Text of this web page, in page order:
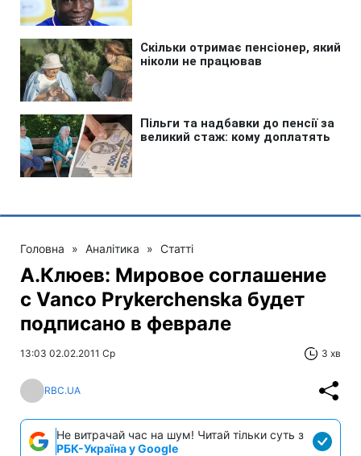
Головна » Аналітика » Статті
А.Клюев: Мировое соглашение
с Vanco Prykerchenska будет
подписано в феврале
13:03 02.02.2011 Ср 3 хв
RBC.UA
Не витрачай час на шум! Читай тільки суть з
РБК-Україна у Google